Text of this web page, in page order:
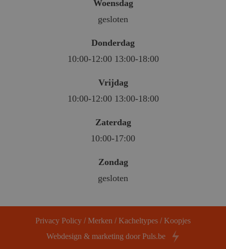
Woensdag
gesloten
Donderdag
10:00-12:00 13:00-18:00
Vrijdag
10:00-12:00 13:00-18:00
Zaterdag
10:00-17:00
Zondag
gesloten
Privacy Policy / Merken / Kacheltypes / Koopjes
Webdesign & marketing door Puls.be